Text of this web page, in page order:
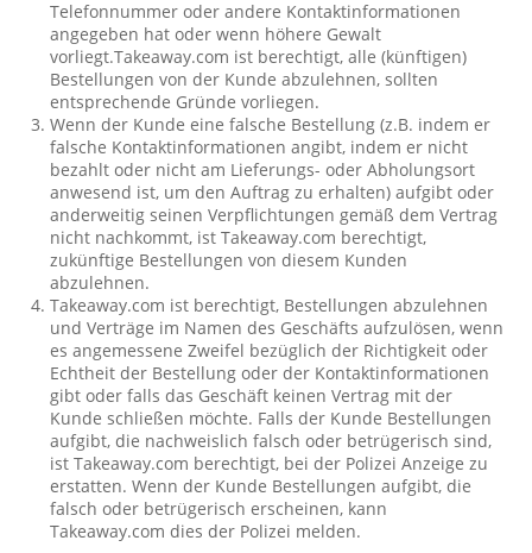
Telefonnummer oder andere Kontaktinformationen
angegeben hat oder wenn höhere Gewalt
vorliegt.Takeaway.com ist berechtigt, alle (künftigen)
Bestellungen von der Kunde abzulehnen, sollten
entsprechende Gründe vorliegen.
Wenn der Kunde eine falsche Bestellung (z.B. indem er
falsche Kontaktinformationen angibt, indem er nicht
bezahlt oder nicht am Lieferungs- oder Abholungsort
anwesend ist, um den Auftrag zu erhalten) aufgibt oder
anderweitig seinen Verpflichtungen gemäß dem Vertrag
nicht nachkommt, ist Takeaway.com berechtigt,
zukünftige Bestellungen von diesem Kunden
abzulehnen.
Takeaway.com ist berechtigt, Bestellungen abzulehnen
und Verträge im Namen des Geschäfts aufzulösen, wenn
es angemessene Zweifel bezüglich der Richtigkeit oder
Echtheit der Bestellung oder der Kontaktinformationen
gibt oder falls das Geschäft keinen Vertrag mit der
Kunde schließen möchte. Falls der Kunde Bestellungen
aufgibt, die nachweislich falsch oder betrügerisch sind,
ist Takeaway.com berechtigt, bei der Polizei Anzeige zu
erstatten. Wenn der Kunde Bestellungen aufgibt, die
falsch oder betrügerisch erscheinen, kann
Takeaway.com dies der Polizei melden.